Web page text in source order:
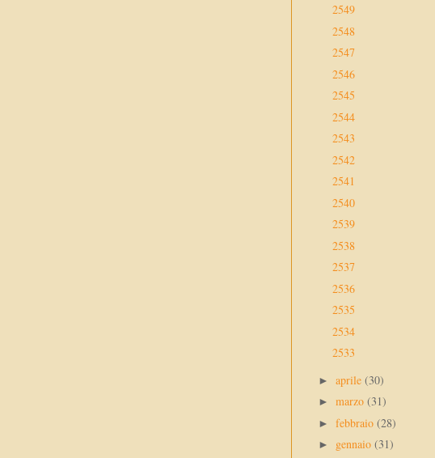
2549
2548
2547
2546
2545
2544
2543
2542
2541
2540
2539
2538
2537
2536
2535
2534
2533
► aprile (30)
► marzo (31)
► febbraio (28)
► gennaio (31)